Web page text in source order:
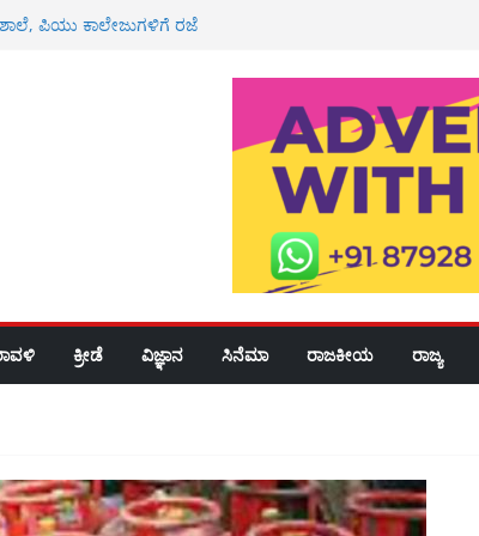
ಪಿಯು ಕಾಲೇಜುಗಳಿಗೆ ರಜೆ
ಮೌಲ್ಯದ ಚಿನ್ನ ದರೋಡೆ: ಇಬ್ಬರ ಬಂಧನ
ಸೇವೆ
ಕ್ರೀಡೆ ವಿಜ್ಞಾನ ಸಿನೆಮಾ ರಾಜಕೀಯ ರಾಜ್ಯ